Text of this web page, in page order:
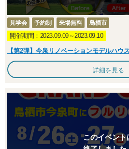
見学会 予約制 来場無料 鳥栖市
開催期間：2023.09.09～2023.09.10
【第2弾】今泉リノベーションモデルハウ
詳細を見る
このイベント